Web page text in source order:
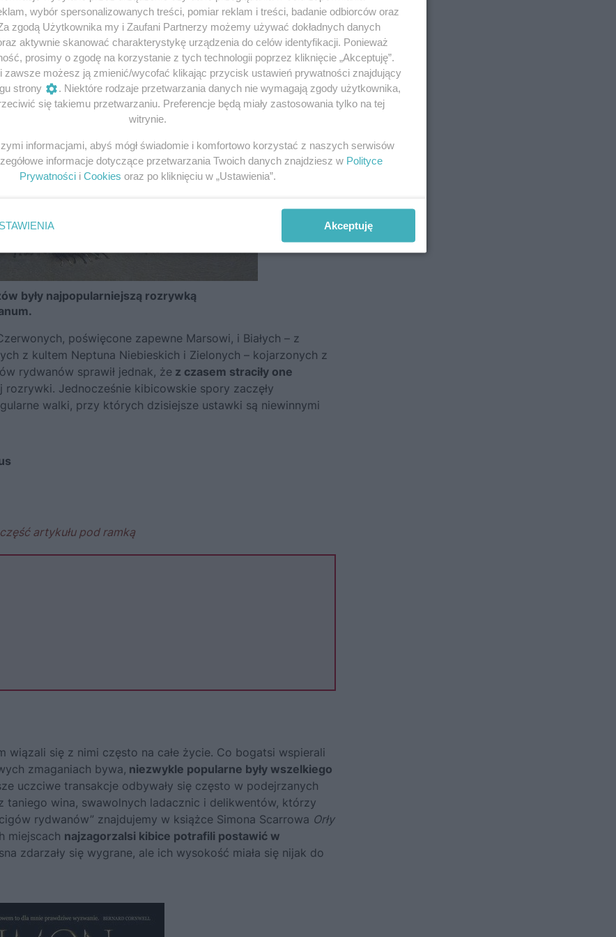
fot.Jean-Léon Gérôme/domena publiczna
były najpopularniejszą rozrywką
poświęcone zapewne Marsowi, i Białych – z
z kultem Neptuna Niebieskich i Zielonych – kojarzonych z
rydwanów sprawił jednak, że z czasem straciły one
rozrywki. Jednocześnie kibicowskie spory zaczęły
walki, przy których dzisiejsze ustawki są niewinnymi
artykułu pod ramką
wiązali się z nimi często na całe życie. Co bogatsi wspierali
zmaganiach bywa, niezwykle popularne były wszelkiego
uczciwe transakcje odbywały się często w podejrzanych
taniego wina, swawolnych ladacznic i delikwentów, którzy
rydwanów” znajdujemy w książce Simona Scarrowa Orły
miejscach najzagorzalsi kibice potrafili postawić w
zdarzały się wygrane, ale ich wysokość miała się nijak do
wybór spersonalizowanych treści, pomiar reklam i treści, badanie odbiorców oraz
zgodą Użytkownika my i Zaufani Partnerzy możemy używać dokładnych danych
aktywnie skanować charakterystykę urządzenia do celów identyfikacji. Ponieważ
prosimy o zgodę na korzystanie z tych technologii poprzez kliknięcie „Akceptuję”.
zawsze możesz ją zmienić/wycofać klikając przycisk ustawień prywatności znajdujący
strony
. Niektóre rodzaje przetwarzania danych nie wymagają zgody użytkownika,
się takiemu przetwarzaniu. Preferencje będą miały zastosowania tylko na tej
witrynie.
informacjami, abyś mógł świadomie i komfortowo korzystać z naszych serwisów
informacje dotyczące przetwarzania Twoich danych znajdziesz w Polityce
Prywatności i Cookies oraz po kliknięciu w „Ustawienia”.
Akceptuję